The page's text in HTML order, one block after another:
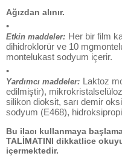
Ağızdan alınır.
•
Etkin maddeler: Her bir film
dihidroklorür ve 10
montelukast sodyum içerir.
•
Yardımcı maddeler: Laktoz
edilmiştir),
silikon dioksit, sarı demir
sodyum (E468),
Bu ilacı kullanmaya
TALİMATINI dikkatlice
içermektedir.